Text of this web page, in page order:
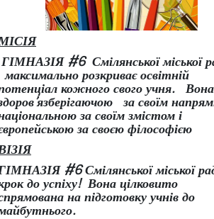
ГІМНАЗІЯ #6 Смілянської міської
розкриває освітній
кожного свого учня.
’язберігаючою за своїм
за своїм змістом і
за своєю філософією
#6 Смілянської міської
до успіху! Вона цілковито
на підготовку учнів до